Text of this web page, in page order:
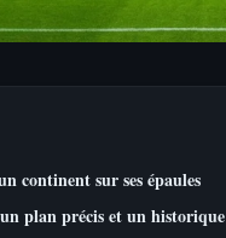
continent sur ses épaules
plan précis et un historique